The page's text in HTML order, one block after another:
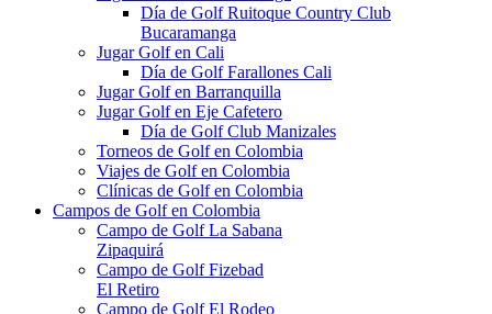
Día de Golf Ruitoque Country Club
Bucaramanga
Jugar Golf en Cali
Día de Golf Farallones Cali
Jugar Golf en Barranquilla
Jugar Golf en Eje Cafetero
Día de Golf Club Manizales
Torneos de Golf en Colombia
Viajes de Golf en Colombia
Clínicas de Golf en Colombia
Campos de Golf en Colombia
Campo de Golf La Sabana
Zipaquirá
Campo de Golf Fizebad
El Retiro
Campo de Golf El Rodeo